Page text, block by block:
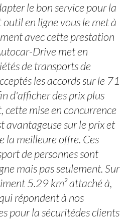
le bon service pour la
en ligne vous le met à
avec cette prestation
Drive met en
de transports de
les accords sur le 71
d'afficher des prix plus
cette mise en concurrence
avantageuse sur le prix et
la meilleure offre. Ces
de personnes sont
mais pas seulement. Sur
5.29 km² attaché à,
répondent à nos
pour la sécuritédes clients